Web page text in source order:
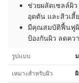
ช่วยผลัดเซลล์ผิ
อุดตัน และสิวเสี้
มีคุณสมบัติฟื้นฟูผิ
ป้องกันผิว ลดคว
รูปแบบ
เหมาะสำหรับผิว